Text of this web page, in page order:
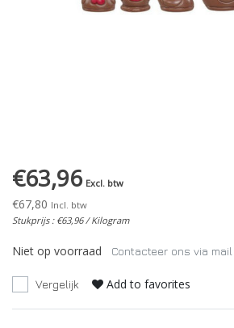
€63,96 Excl. btw
€67,80 Incl. btw
Stukprijs : €63,96 / Kilogram
Niet op voorraad Contacteer ons via mail
Vergelijk Add to favorites